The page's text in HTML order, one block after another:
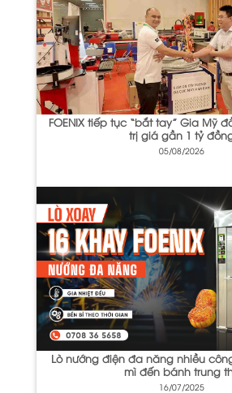
FOENIX tiếp tục “bắt tay” Gia Mỹ
trị giá gần 1 tỷ
05/08/2026
Lò nướng điện đa năng nhiều
mì đến bánh trung
16/07/2025